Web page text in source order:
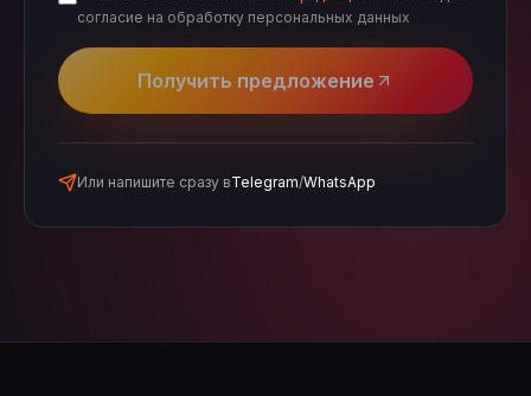
согласие на обработку персональных данных
Получить предложение
Или напишите сразу вTelegram/WhatsApp